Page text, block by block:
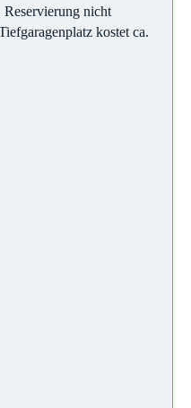
nicht
kostet ca.